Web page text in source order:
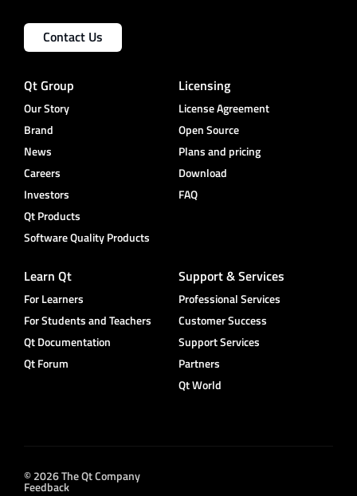
Contact Us
Qt Group
Our Story
Brand
News
Careers
Investors
Qt Products
Software Quality Products
Licensing
License Agreement
Open Source
Plans and pricing
Download
FAQ
Learn Qt
For Learners
For Students and Teachers
Qt Documentation
Qt Forum
Support & Services
Professional Services
Customer Success
Support Services
Partners
Qt World
© 2026 The Qt Company
Feedback